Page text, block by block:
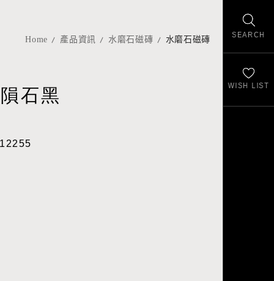
SEARCH
WISH LIST
Home 產品資訊 水磨石磁磚 水磨石磁磚
石黑